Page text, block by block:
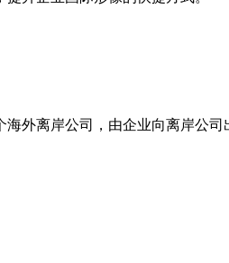
离岸公司，由企业向离岸公司